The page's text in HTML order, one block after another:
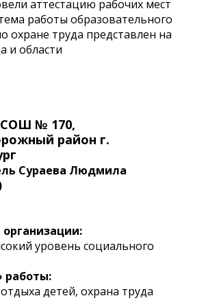
аттестацию рабочих мест
работы образовательного
охране труда представлен на
и области
№ 170,
район г.
Сураева Людмила
уровень социального
работы:
детей, охрана труда